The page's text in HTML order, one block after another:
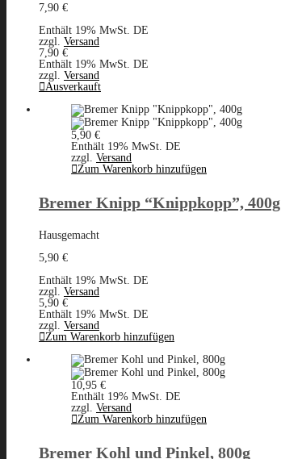
7,90 €
Enthält 19% MwSt. DE
zzgl. Versand
7,90 €
Enthält 19% MwSt. DE
zzgl. Versand
Ausverkauft
5,90 €
Enthält 19% MwSt. DE
zzgl. Versand
Zum Warenkorb hinzufügen
Bremer Knipp “Knippkopp”, 400g
Hausgemacht
5,90 €
Enthält 19% MwSt. DE
zzgl. Versand
5,90 €
Enthält 19% MwSt. DE
zzgl. Versand
Zum Warenkorb hinzufügen
10,95 €
Enthält 19% MwSt. DE
zzgl. Versand
Zum Warenkorb hinzufügen
Bremer Kohl und Pinkel, 800g